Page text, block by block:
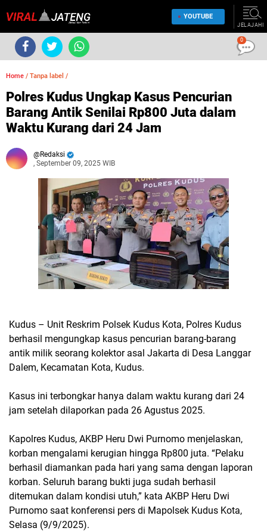
YOUTUBE
JELAJAHI
Home / Tanpa label /
Polres Kudus Ungkap Kasus Pencurian
Barang Antik Senilai Rp800 Juta dalam
Waktu Kurang dari 24 Jam
Redaksi
, September 09, 2025 WIB
Kudus – Unit Reskrim Polsek Kudus Kota, Polres Kudus
berhasil mengungkap kasus pencurian barang-barang
antik milik seorang kolektor asal Jakarta di Desa Langgar
Dalem, Kecamatan Kota, Kudus.
Kasus ini terbongkar hanya dalam waktu kurang dari 24
jam setelah dilaporkan pada 26 Agustus 2025.
Kapolres Kudus, AKBP Heru Dwi Purnomo menjelaskan,
korban mengalami kerugian hingga Rp800 juta. “Pelaku
berhasil diamankan pada hari yang sama dengan laporan
korban. Seluruh barang bukti juga sudah berhasil
ditemukan dalam kondisi utuh,” kata AKBP Heru Dwi
Purnomo saat konferensi pers di Mapolsek Kudus Kota,
Selasa (9/9/2025).
0